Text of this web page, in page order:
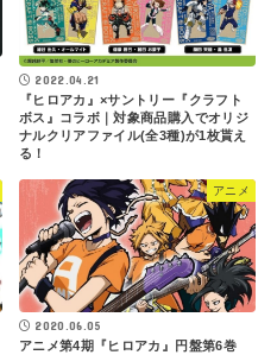
2022.04.21
『ヒロアカ』×サントリー『クラフト
ボス』コラボ｜対象商品購入でオリジ
ナルクリアファイル(全3種)が1枚貰え
る！
アニメ
2020.06.05
アニメ第4期『ヒロアカ』円盤第6巻